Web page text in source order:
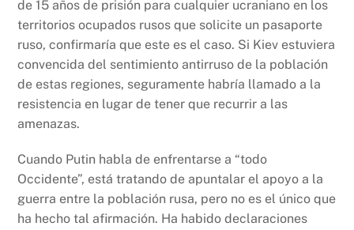
de 15 años de prisión para cualquier ucraniano en los
territorios ocupados rusos que solicite un pasaporte
ruso, confirmaría que este es el caso. Si Kiev estuviera
convencida del sentimiento antirruso de la población
de estas regiones, seguramente habría llamado a la
resistencia en lugar de tener que recurrir a las
amenazas.
Cuando Putin habla de enfrentarse a “todo
Occidente”, está tratando de apuntalar el apoyo a la
guerra entre la población rusa, pero no es el único que
ha hecho tal afirmación. Ha habido declaraciones